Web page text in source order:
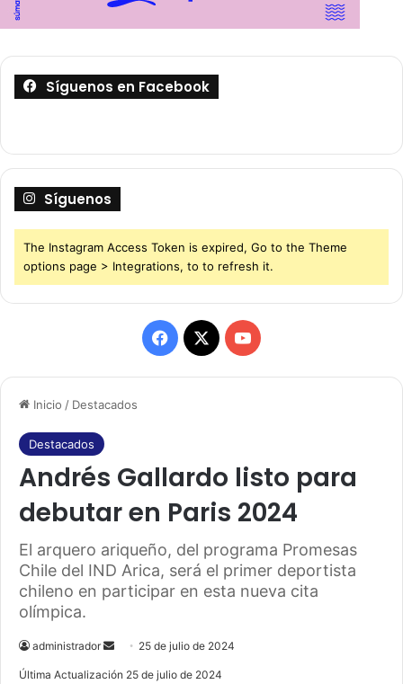
Inicio / Destacados
Destacados
Andrés Gallardo listo para
debutar en Paris 2024
El arquero ariqueño, del programa Promesas
Chile del IND Arica, será el primer deportista
chileno en participar en esta nueva cita
olímpica.
administrador
e
25 de julio de 2024
Última Actualización 25 de julio de 2024
Síguenos en Facebook
Síguenos
The Instagram Access Token is expired, Go to the Theme
options page > Integrations, to to refresh it.
F
a
b
o
o
k
X
Y
o
u
b
e